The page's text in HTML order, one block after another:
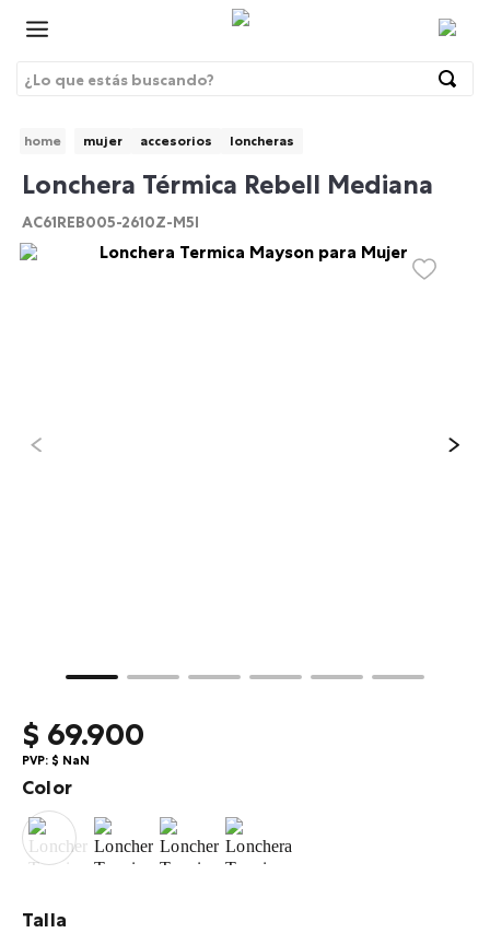
¿Lo que estás buscando?
1.
morrales
2.
gorras
3.
bolsos
mujer accesorios loncheras
Lonchera Térmica Rebell Mediana
AC61REB005-2610Z-M5I
$ 69.900
PVP: $ NaN
Talla
Color